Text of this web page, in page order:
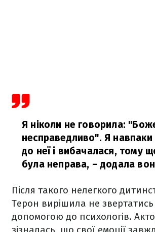
Я ніколи не говорила:
несправедливо". Я навпаки
до неї і вибачалася, тому
була неправа, – додала
Після такого нелегкого
Терон вирішила не звертатись
допомогою до психологів.